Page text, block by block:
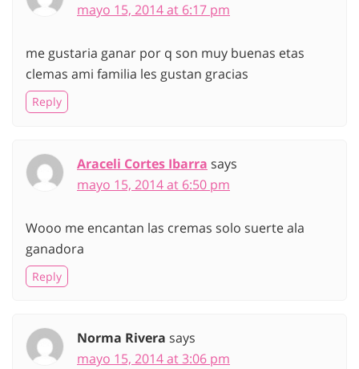
mayo 15, 2014 at 6:17 pm
me gustaria ganar por q son muy buenas etas
clemas ami familia les gustan gracias
Reply
Araceli Cortes Ibarra says
mayo 15, 2014 at 6:50 pm
Wooo me encantan las cremas solo suerte ala
ganadora
Reply
Norma Rivera says
mayo 15, 2014 at 3:06 pm